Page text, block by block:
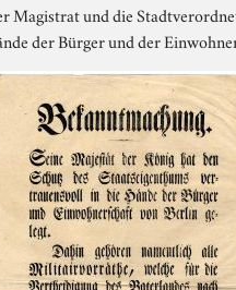
Magistrat und die
der Bürger und der